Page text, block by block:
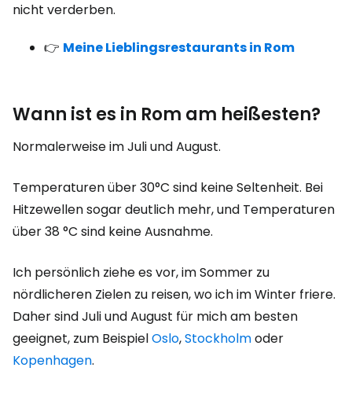
nicht verderben.
👉 Meine Lieblingsrestaurants in Rom
Wann ist es in Rom am heißesten?
Normalerweise im Juli und August.
Temperaturen über 30°C sind keine Seltenheit. Bei
Hitzewellen sogar deutlich mehr, und Temperaturen
über 38 °C sind keine Ausnahme.
Ich persönlich ziehe es vor, im Sommer zu
nördlicheren Zielen zu reisen, wo ich im Winter friere.
Daher sind Juli und August für mich am besten
geeignet, zum BeispielOslo,Stockholmoder
Kopenhagen.